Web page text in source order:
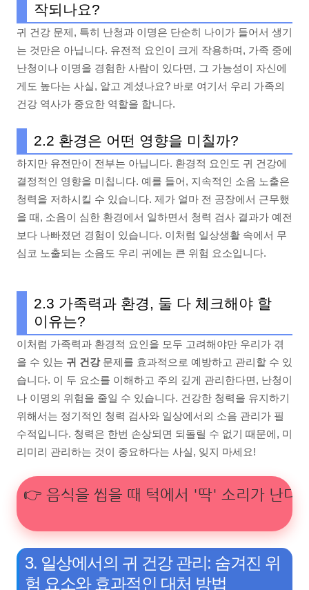
작되나요?
귀 건강 문제, 특히 난청과 이명은 단순히 나이가 들어서 생기
는 것만은 아닙니다. 유전적 요인이 크게 작용하며, 가족 중에
난청이나 이명을 경험한 사람이 있다면, 그 가능성이 자신에
게도 높다는 사실, 알고 계셨나요? 바로 여기서 우리 가족의
건강 역사가 중요한 역할을 합니다.
2.2 환경은 어떤 영향을 미칠까?
하지만 유전만이 전부는 아닙니다. 환경적 요인도 귀 건강에
결정적인 영향을 미칩니다. 예를 들어, 지속적인 소음 노출은
청력을 저하시킬 수 있습니다. 제가 얼마 전 공장에서 근무했
을 때, 소음이 심한 환경에서 일하면서 청력 검사 결과가 예전
보다 나빠졌던 경험이 있습니다. 이처럼 일상생활 속에서 무
심코 노출되는 소음도 우리 귀에는 큰 위험 요소입니다.
2.3 가족력과 환경, 둘 다 체크해야 할
이유는?
이처럼 가족력과 환경적 요인을 모두 고려해야만 우리가 겪
을 수 있는 귀 건강문제를 효과적으로 예방하고 관리할 수 있
습니다. 이 두 요소를 이해하고 주의 깊게 관리한다면, 난청이
나 이명의 위험을 줄일 수 있습니다. 건강한 청력을 유지하기
위해서는 정기적인 청력 검사와 일상에서의 소음 관리가 필
수적입니다. 청력은 한번 손상되면 되돌릴 수 없기 때문에, 미
리미리 관리하는 것이 중요하다는 사실, 잊지 마세요!
👉 음식을 씹을 때 턱에서 '딱' 소리가 난다
3. 일상에서의 귀 건강 관리: 숨겨진 위
험 요소와 효과적인 대처 방법